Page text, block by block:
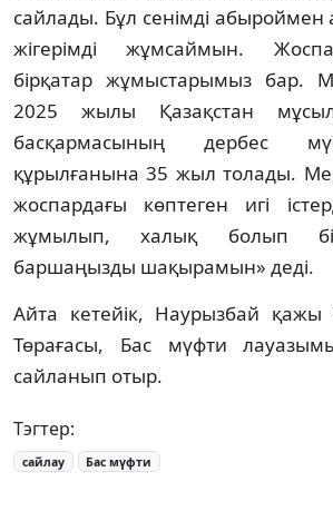
сайлады. Бұл сенімді абыроймен
жігерімді жұмсаймын.
бірқатар жұмыстарымыз бар.
2025 жылы Қазақстан
басқармасының дербес
құрылғанына 35 жыл толады.
жоспардағы көптеген игі
жұмылып, халық болып
баршаңызды шақырамын» деді.
Айта кетейік, Наурызбай
Төрағасы, Бас мүфти
сайланып отыр.
Тэгтер:
сайлау Бас мүфти